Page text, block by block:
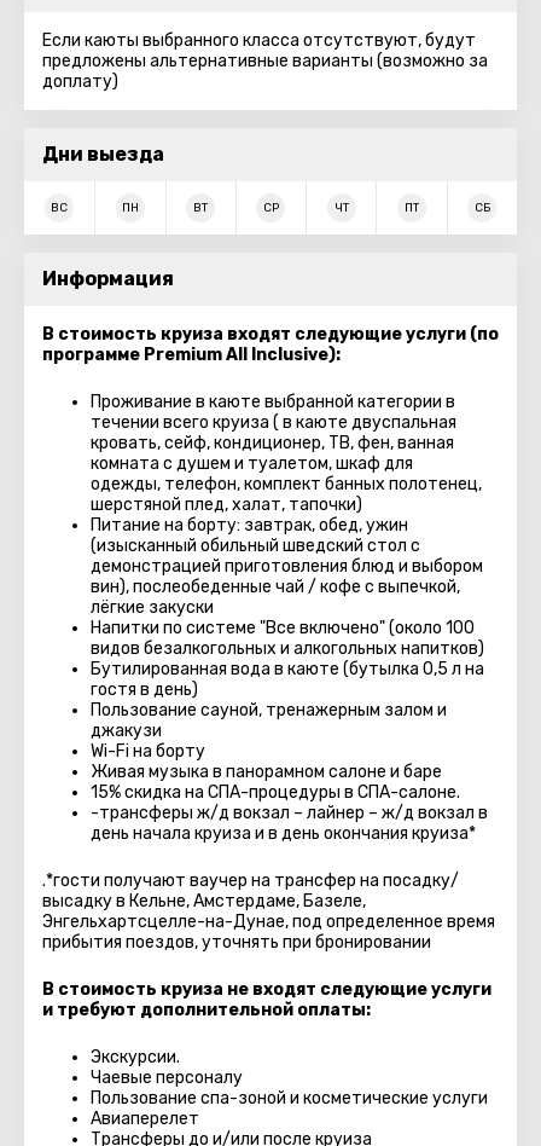
Если каюты выбранного класса отсутствуют, будут
предложены альтернативные варианты (возможно за
доплату)
Дни выезда
ВС ПН ВТ СР ЧТ ПТ СБ
Информация
В стоимость круиза входят следующие услуги (по
программе Premium All Inclusive):
Проживание в каюте выбранной категории в
течении всего круиза ( в каюте двуспальная
кровать, сейф, кондиционер, ТВ, фен, ванная
комната с душем и туалетом, шкаф для
одежды, телефон, комплект банных полотенец,
шерстяной плед, халат, тапочки)
Питание на борту: завтрак, обед, ужин
(изысканный обильный шведский стол с
демонстрацией приготовления блюд и выбором
вин), послеобеденные чай / кофе с выпечкой,
лёгкие закуски
Напитки по системе "Все включено" (около 100
видов безалкогольных и алкогольных напитков)
Бутилированная вода в каюте (бутылка 0,5 л на
гостя в день)
Пользование сауной, тренажерным залом и
джакузи
Wi-Fi на борту
Живая музыка в панорамном салоне и баре
15% скидка на СПА-процедуры в СПА-салоне.
-трансферы ж/д вокзал – лайнер – ж/д вокзал в
день начала круиза и в день окончания круиза*
.*гости получают ваучер на трансфер на посадку/
высадку в Кельне, Амстердаме, Базеле,
Энгельхартсцелле-на-Дунае, под определенное время
прибытия поездов, уточнять при бронировании
В стоимость круиза не входят следующие услуги
и требуют дополнительной оплаты:
Экскурсии.
Чаевые персоналу
Пользование спа-зоной и косметические услуги
Авиаперелет
Трансферы до и/или после круиза